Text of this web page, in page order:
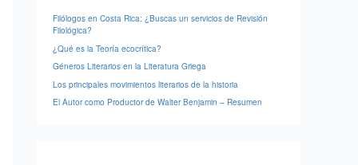
Filólogos en Costa Rica: ¿Buscas un servicios de Revisión
Filológica?
¿Qué es la Teoría ecocrítica?
Géneros Literarios en la Literatura Griega
Los principales movimientos literarios de la historia
El Autor como Productor de Walter Benjamin – Resumen